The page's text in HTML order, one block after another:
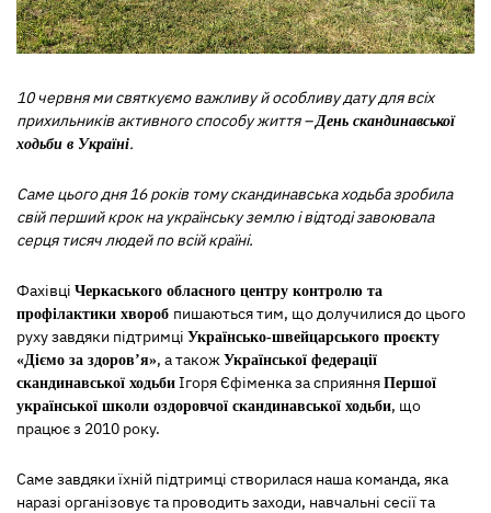
10 червня ми святкуємо важливу й особливу дату для всіх
прихильників активного способу життя – День скандинавської
ходьби в Україні.
Саме цього дня 16 років тому скандинавська ходьба зробила
свій перший крок на українську землю і відтоді завоювала
серця тисяч людей по всій країні.
Фахівці Черкаського обласного центру контролю та
профілактики хвороб пишаються тим, що долучилися до цього
руху завдяки підтримці Українсько-швейцарського проєкту
«Діємо за здоров’я», а також Української федерації
скандинавської ходьби Ігоря Єфіменка за сприяння Першої
української школи оздоровчої скандинавської ходьби, що
працює з 2010 року.
Саме завдяки їхній підтримці створилася наша команда, яка
наразі організовує та проводить заходи, навчальні сесії та